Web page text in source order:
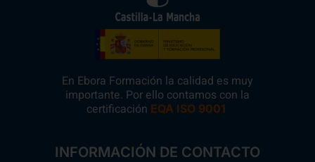
En Ebora Formación la calidad es muy
importante. Por ello contamos con la
certificación EQA ISO 9001
INFORMACIÓN DE CONTACTO